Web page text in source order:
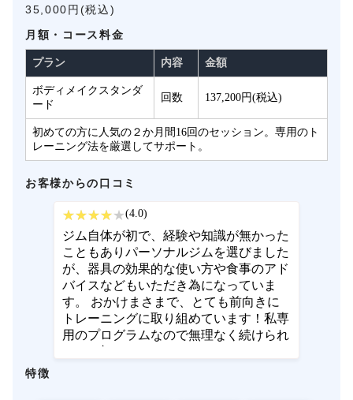
35,000円(税込)
月額・コース料金
プラン 内容 金額
ボディメイクスタンダ
ード
回数 137,200円(税込)
初めての方に人気の２か月間16回のセッション。専用のト
レーニング法を厳選してサポート。
お客様からの口コミ
(4.0)
ジム自体が初で、経験や知識が無かった
こともありパーソナルジムを選びました
が、器具の効果的な使い方や食事のアド
バイスなどもいただき為になっていま
す。 おかけまさまで、とても前向きに
トレーニングに取り組めています！私専
用のプログラムなので無理なく続けられ
特徴